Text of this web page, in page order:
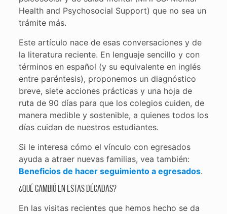
Health and Psychosocial Support) que no sea un
trámite más.
Este artículo nace de esas conversaciones y de
la literatura reciente. En lenguaje sencillo y con
términos en español (y su equivalente en inglés
entre paréntesis), proponemos un diagnóstico
breve, siete acciones prácticas y una hoja de
ruta de 90 días para que los colegios cuiden, de
manera medible y sostenible, a quienes todos los
días cuidan de nuestros estudiantes.
Si le interesa cómo el vínculo con egresados
ayuda a atraer nuevas familias, vea también:
Beneficios de hacer seguimiento a egresados.
¿Qué cambió en estas décadas?
En las visitas recientes que hemos hecho se da